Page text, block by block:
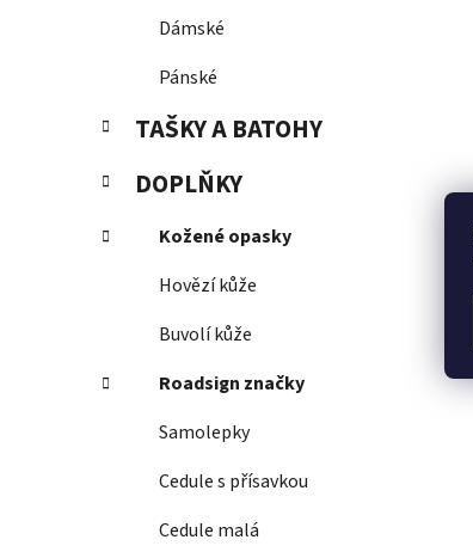
Dámské
Pánské
TAŠKY A BATOHY
DOPLŇKY
Kožené opasky
Hovězí kůže
Buvolí kůže
Roadsign značky
Samolepky
Cedule s přísavkou
Cedule malá